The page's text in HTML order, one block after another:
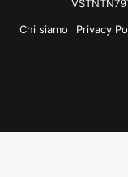
Chi siamo
Privacy